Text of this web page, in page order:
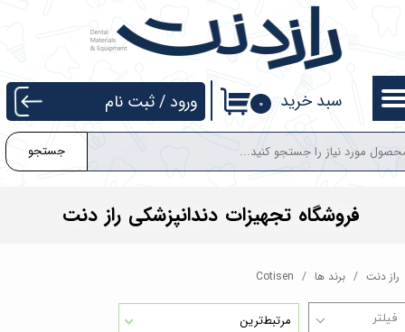
جستجو
۰ سبد خرید ورود /ثبت نام
حساب کاربری من
تغییر گذر واژه
سفارشات
خروج از حساب کاربری
فروشگاه تجهیزات دندانپزشکی راز دنت
راز دنت برند ها Cotisen
مرتبط‌ترین